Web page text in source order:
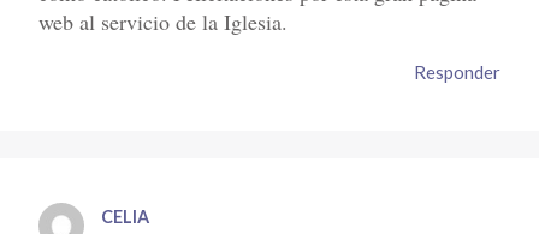
web al servicio de la Iglesia.
Responder
CELIA